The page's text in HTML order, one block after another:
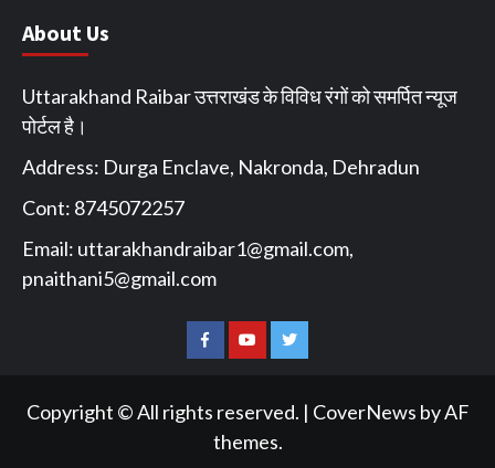
About Us
Uttarakhand Raibar उत्तराखंड के विविध रंगों को समर्पित न्यूज
पोर्टल है।
Address: Durga Enclave, Nakronda, Dehradun
Cont: 8745072257
Email: uttarakhandraibar1@gmail.com,
pnaithani5@gmail.com
Facebook
You
Twitter
Copyright © All rights reserved. | CoverNews by AF
themes.